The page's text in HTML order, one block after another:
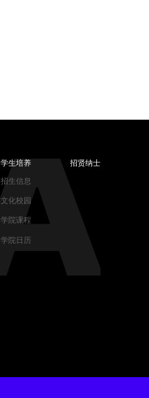
学生培养
招生信息
文化校园
学院课程
学院日历
招贤纳士